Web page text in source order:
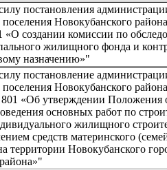
постановления
поселения
создании комиссии по
жилищного фонда и
назначению»"
постановление
поселения
«Об утверждении Положения
основных работ по
жилищного
средств материнского
территории Новокубанского